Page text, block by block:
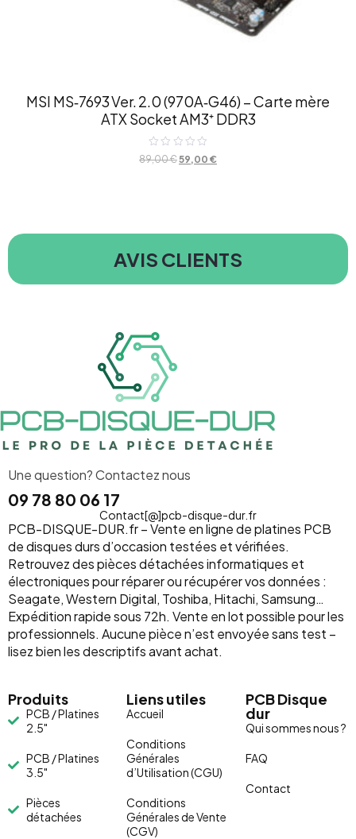
MSI MS‑7693 Ver. 2.0 (970A‑G46) – Carte mère
ATX Socket AM3⁺ DDR3
Note
0
89,00€59,00 €
AVIS CLIENTS
Une question? Contactez nous
09 78 80 06 17
Contact[@]pcb-disque-dur.fr
PCB-DISQUE-DUR.fr – Vente en ligne de platines PCB
de disques durs d’occasion testées et vérifiées.
Retrouvez des pièces détachées informatiques et
électroniques pour réparer ou récupérer vos données :
Seagate, Western Digital, Toshiba, Hitachi, Samsung…
Expédition rapide sous 72h. Vente en lot possible pour les
professionnels. Aucune pièce n’est envoyée sans test –
lisez bien les descriptifs avant achat.
Produits
PCB / Platines
2.5"
PCB / Platines
3.5"
Pièces
détachées
Liens utiles
Accueil
Conditions
Générales
d’Utilisation (CGU)
Conditions
Générales de Vente
(CGV)
PCB Disque
dur
Qui sommes nous ?
FAQ
Contact